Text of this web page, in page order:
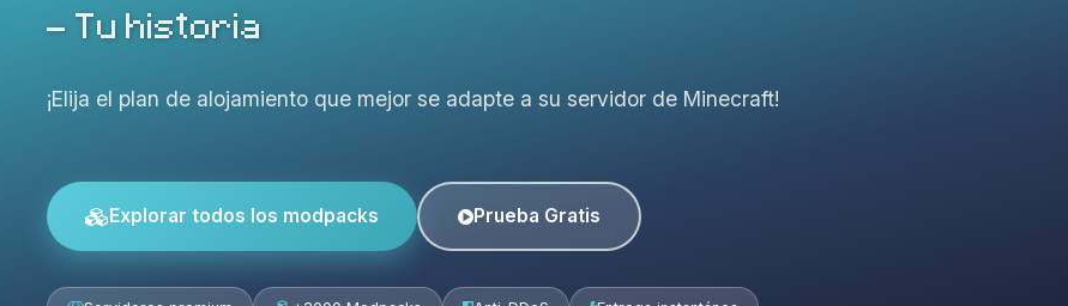
- Tu historia
¡Elija el plan de alojamiento que mejor se adapte a su servidor de Minecraft!
Explorar todos los modpacks Prueba Gratis